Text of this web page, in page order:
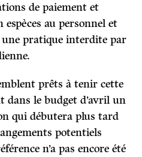
de paiement et
espèces au personnel et
pratique interdite par
prêts à tenir cette
dans le budget d’avril un
qui débutera plus tard
potentiels
n’a pas encore été